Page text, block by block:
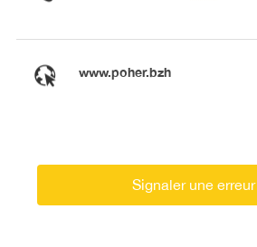
www.poher.bzh
Signaler une erreur